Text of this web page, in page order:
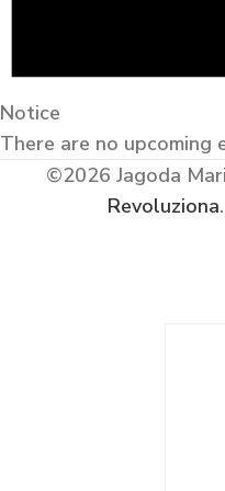
Notice
There are no upcoming
©2026 Jagoda
Revoluziona